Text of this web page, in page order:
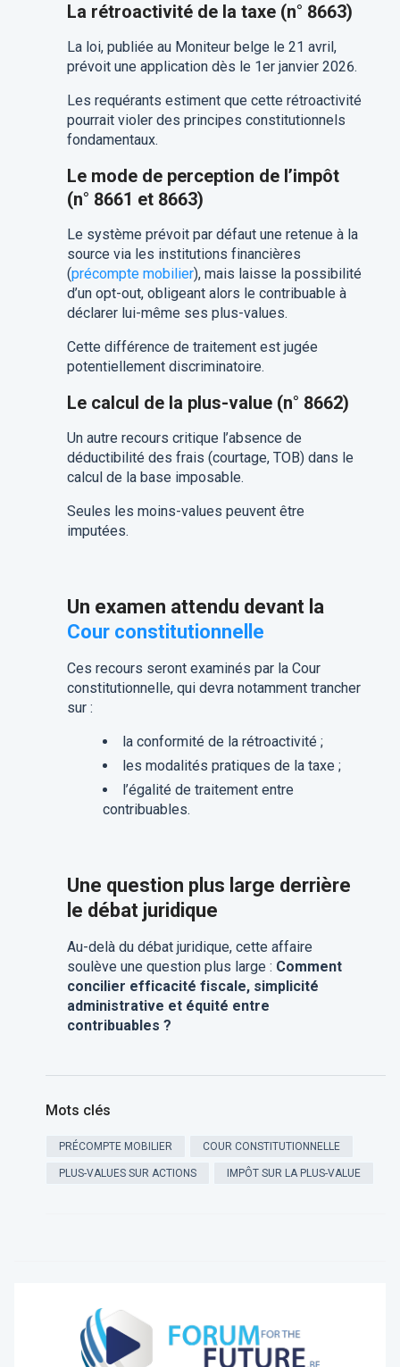
La rétroactivité de la taxe (n° 8663)
La loi, publiée au Moniteur belge le 21 avril,
prévoit une application dès le 1er janvier 2026.
Les requérants estiment que cette rétroactivité
pourrait violer des principes constitutionnels
fondamentaux.
Le mode de perception de l’impôt
(n° 8661 et 8663)
Le système prévoit par défaut une retenue à la
source via les institutions financières
(précompte mobilier), mais laisse la possibilité
d’un opt-out, obligeant alors le contribuable à
déclarer lui-même ses plus-values.
Cette différence de traitement est jugée
potentiellement discriminatoire.
Le calcul de la plus-value (n° 8662)
Un autre recours critique l’absence de
déductibilité des frais (courtage, TOB) dans le
calcul de la base imposable.
Seules les moins-values peuvent être
imputées.
Un examen attendu devant la
Cour constitutionnelle
Ces recours seront examinés par la Cour
constitutionnelle, qui devra notamment trancher
sur :
la conformité de la rétroactivité ;
les modalités pratiques de la taxe ;
l’égalité de traitement entre
contribuables.
Une question plus large derrière
le débat juridique
Au-delà du débat juridique, cette affaire
soulève une question plus large : Comment
concilier efficacité fiscale, simplicité
administrative et équité entre
contribuables ?
Mots clés
PRÉCOMPTE MOBILIER COUR CONSTITUTIONNELLE
PLUS-VALUES SUR ACTIONS IMPÔT SUR LA PLUS-VALUE